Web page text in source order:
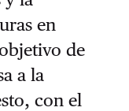
en
de
a la
con el